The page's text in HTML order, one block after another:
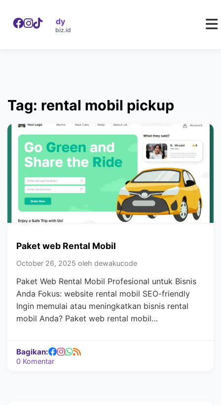
W WebDaddy
webdaddy.biz.id
Tag: rental mobil pickup
Paket web Rental Mobil
October 26, 2025 oleh dewakucode
Paket Web Rental Mobil Profesional untuk Bisnis
Anda Fokus: website rental mobil SEO-friendly
Ingin memulai atau meningkatkan bisnis rental
mobil Anda? Paket web rental mobil…
Bagikan:
0 Komentar